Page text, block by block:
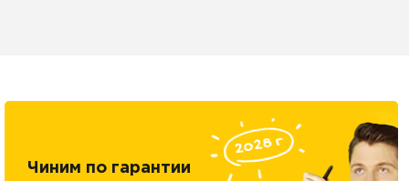
Чиним по гарантии